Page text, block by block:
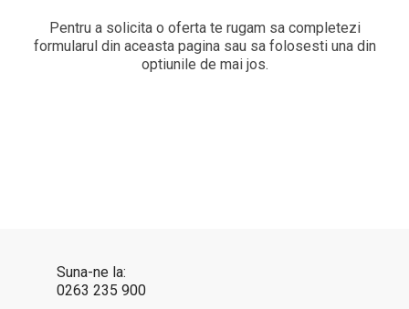
Pentru a solicita o oferta te rugam sa completezi
formularul din aceasta pagina sau sa folosesti una din
optiunile de mai jos.
Suna-ne la:
0263 235 900